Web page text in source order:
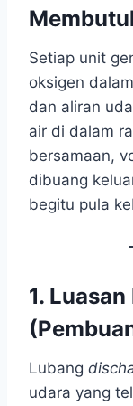
Setiap unit
oksigen
dan aliran
air di dalam
bersamaan,
dibuang
begitu pula
1.
Lubang
udara yang